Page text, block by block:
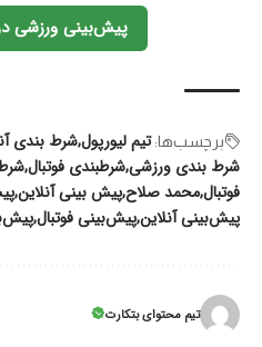
پیش‌بینی ورزشی
برچسب‌‌ها: تیم لیورپولشرط بندی
شرط بندی ورزشیشرطبندی فوتبال
فوتبالمحمد صلاحپیش بینی آنلاین
پیش‌بینی آنلاینپیش‌بینی فوتبال
تیم محتوای بتکارت